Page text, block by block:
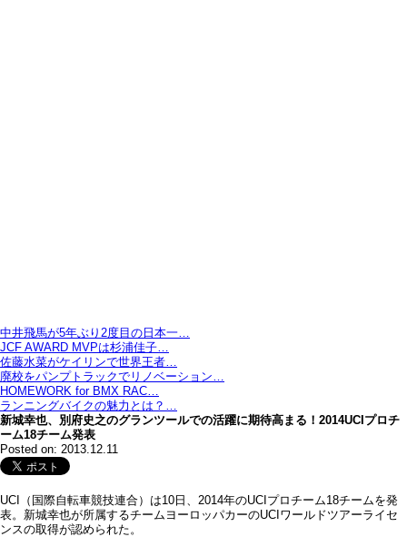
中井飛馬が5年ぶり2度目の日本一…
JCF AWARD MVPは杉浦佳子…
佐藤水菜がケイリンで世界王者…
廃校をパンプトラックでリノベーション…
HOMEWORK for BMX RAC…
ランニングバイクの魅力とは？…
新城幸也、別府史之のグランツールでの活躍に期待高まる！2014UCIプロチ
ーム18チーム発表
Posted on: 2013.12.11
UCI（国際自転車競技連合）は10日、2014年のUCIプロチーム18チームを発
表。新城幸也が所属するチームヨーロッパカーのUCIワールドツアーライセ
ンスの取得が認められた。